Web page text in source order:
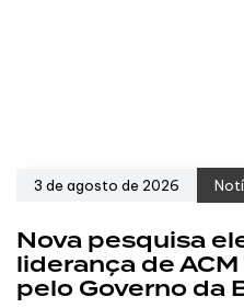
3 de agosto de 2026
Nova pesquisa
liderança de
pelo Governo da